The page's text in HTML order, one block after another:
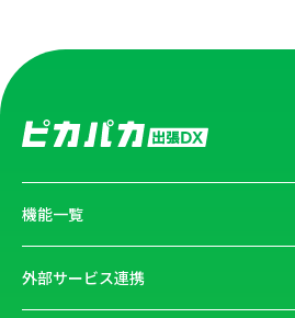
機能一覧
外部サービス連携